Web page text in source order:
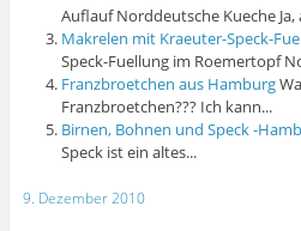
Auflauf Norddeutsche Kueche Ja,
Makrelen mit Kraeuter-Speck-
Speck-Fuellung im Roemertopf
Franzbroetchen aus Hamburg
Franzbroetchen??? Ich kann...
Birnen, Bohnen und Speck -
Speck ist ein altes...
9. Dezember 2010